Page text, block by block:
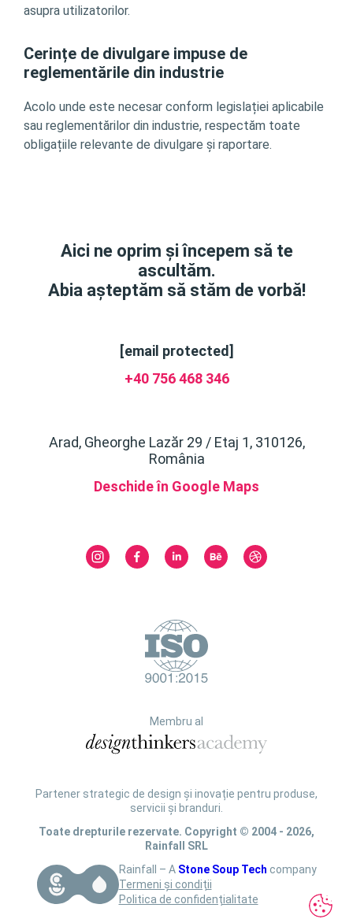
asupra utilizatorilor.
Cerințe de divulgare impuse de
reglementările din industrie
Acolo unde este necesar conform legislației aplicabile
sau reglementărilor din industrie, respectăm toate
obligațiile relevante de divulgare și raportare.
Aici ne oprim și începem să te
ascultăm.
Abia așteptăm să stăm de vorbă!
[email protected]
+40 756 468 346
Arad, Gheorghe Lazăr 29 / Etaj 1, 310126,
România
Deschide în Google Maps
Partener strategic de design și inovație pentru produse,
servicii și branduri.
Toate drepturile rezervate. Copyright © 2004 - 2026,
Rainfall SRL
Rainfall – A Stone Soup Tech company
Termeni și condiții
Politica de confidențialitate
Membru al